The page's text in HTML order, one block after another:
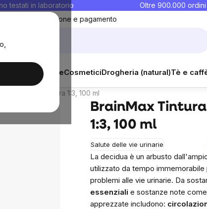
testati in laboratorio Oltre 900.000 ordini
Spedizione e pagamento
e vitamineCosmeticiDrogheria (natural)Tè e
radice di ginestra 1:3, 100 ml
BrainMax
1:3, 100 ml
Salute delle vie urinarie
La decidua è un arbusto
utilizzato da tempo
problemi alle vie urinarie. Da
essenziali e sostanze note come
apprezzate includono:
Discussione Prodotti simili